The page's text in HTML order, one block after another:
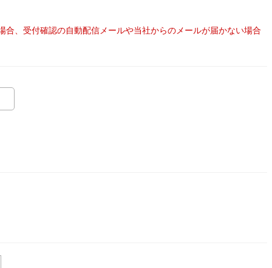
、受付確認の自動配信メールや当社からのメールが届かない場合